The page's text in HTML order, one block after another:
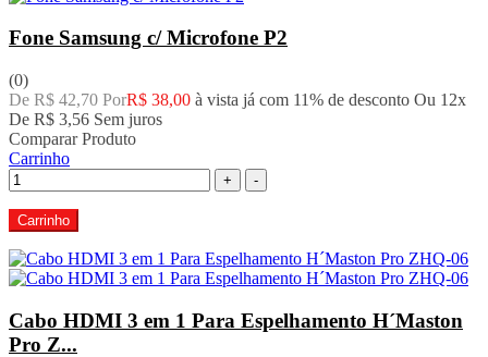
Fone Samsung c/ Microfone P2
(0)
De R$ 42,70 PorR$ 38,00 à vista já com 11% de desconto Ou 12x
De R$ 3,56 Sem juros
Comparar Produto
Carrinho
+ -
Carrinho
Cabo HDMI 3 em 1 Para Espelhamento H´Maston
Pro Z...